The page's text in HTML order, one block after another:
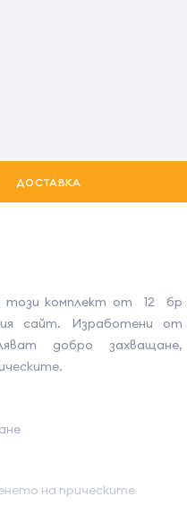
ДОСТАВКА
този комплект от 12 бр
сайт. Изработени от
добро захващане,
на прическите